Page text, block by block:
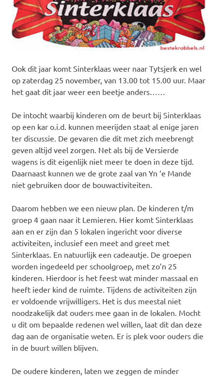
Ook dit jaar komt Sinterklaas weer naar Tytsjerk en wel
op zaterdag 25 november, van 13.00 tot 15.00 uur. Maar
het gaat dit jaar weer een beetje anders……
De intocht waarbij kinderen om de beurt bij Sinterklaas
op een kar o.i.d. kunnen meerijden staat al enige jaren
ter discussie. De gevaren die dit met zich meebrengt
geven altijd veel zorgen. Net als bij de Versierde
wagens is dit eigenlijk niet meer te doen in deze tijd.
Daarnaast kunnen we de grote zaal van Yn ‘e Mande
niet gebruiken door de bouwactiviteiten.
Daarom hebben we een nieuw plan. De kinderen t/m
groep 4 gaan naar it Lemieren. Hier komt Sinterklaas
aan en er zijn dan 5 lokalen ingericht voor diverse
activiteiten, inclusief een meet and greet met
Sinterklaas. En natuurlijk een cadeautje. De groepen
worden ingedeeld per schoolgroep, met zo’n 25
kinderen. Hierdoor is het feest wat minder massaal en
heeft ieder kind de ruimte. Tijdens de activiteiten zijn
er voldoende vrijwilligers. Het is dus meestal niet
noodzakelijk dat ouders mee gaan in de lokalen. Mocht
u dit om bepaalde redenen wel willen, laat dit dan deze
dag aan de organisatie weten. Er is plek voor ouders die
in de buurt willen blijven.
De oudere kinderen, laten we zeggen de minder